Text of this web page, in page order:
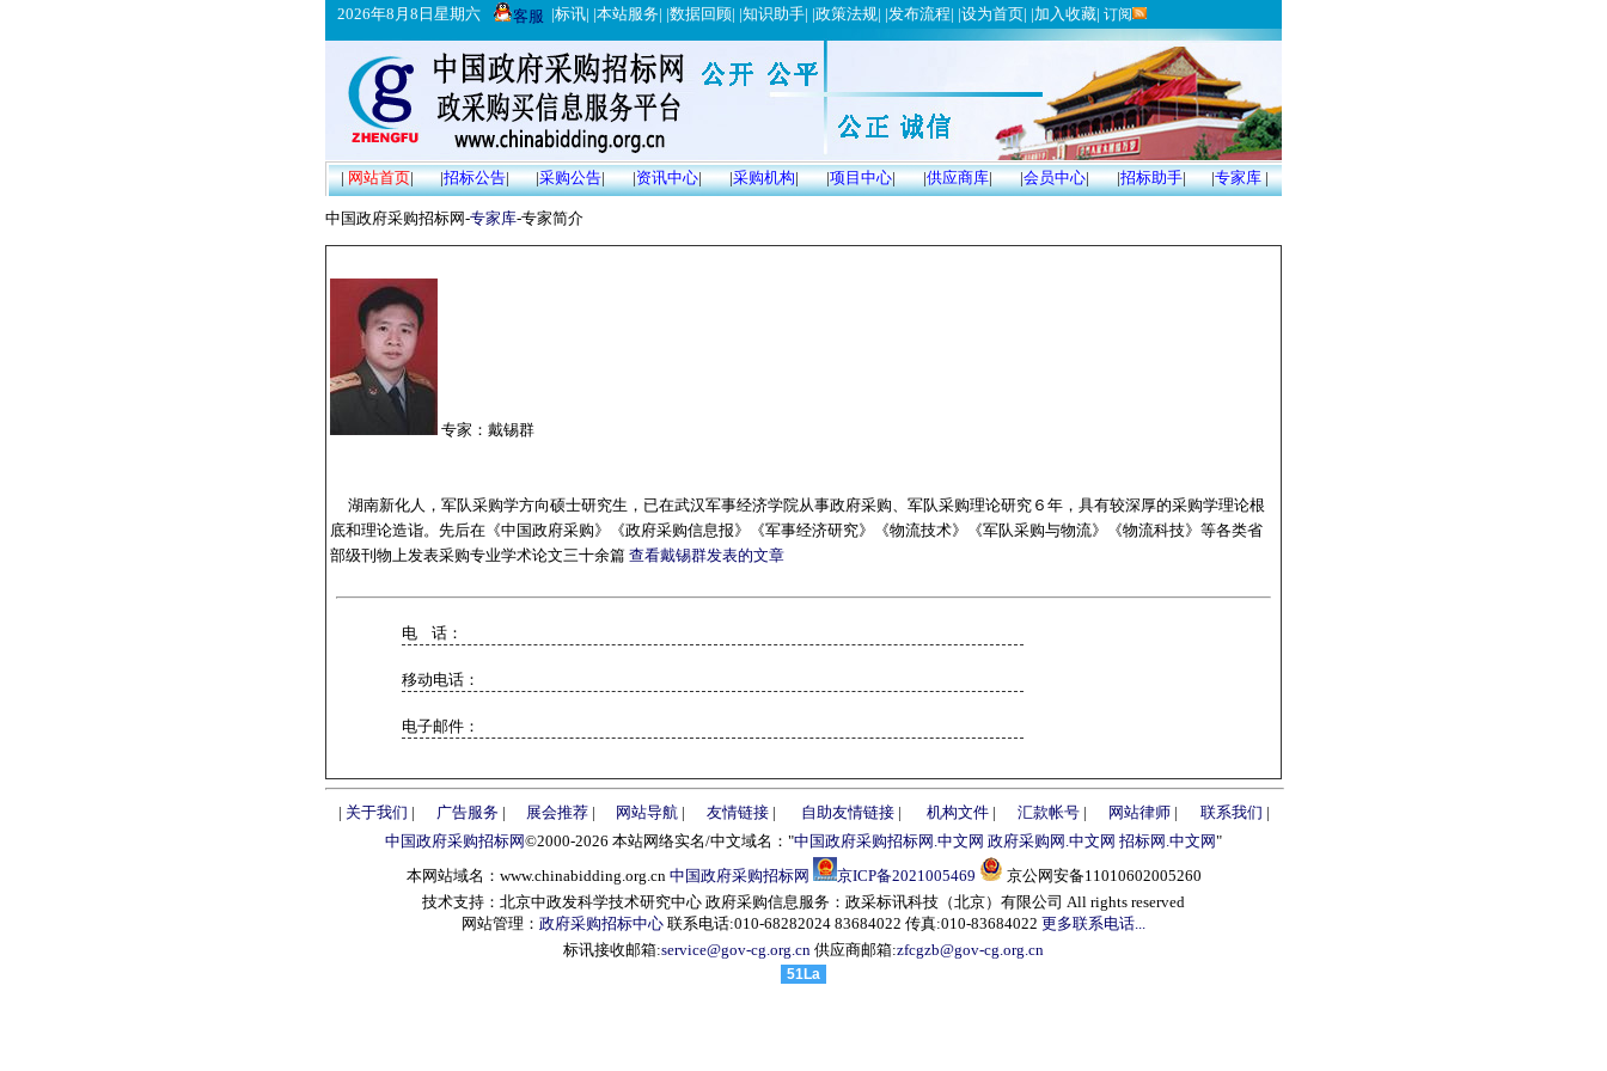
2026年8月8日星期六 客服 |标讯| |本站服务| |数据回顾| |知识助手| |政策法规| |发布流程| |设为首页| |加入收藏| 订阅
|网站首页| |招标公告| |采购公告| |资讯中心| |采购机构| |项目中心| |供应商库| |会员中心| |招标助手| |专家库|
中国政府采购招标网-专家库-专家简介
专家：戴锡群
湖南新化人，军队采购学方向硕士研究生，已在武汉军事经济学院从事政府采购、军队采购理论研究６年，具有较深厚的采购学理论根
底和理论造诣。先后在《中国政府采购》《政府采购信息报》《军事经济研究》《物流技术》《军队采购与物流》《物流科技》等各类省
部级刊物上发表采购专业学术论文三十余篇 查看戴锡群发表的文章
电 话：
移动电话：
电子邮件：
| 关于我们 | 广告服务| 展会推荐| 网站导航 | 友情链接 | 自助友情链接 | 机构文件 | 汇款帐号 | 网站律师 | 联系我们 |
中国政府采购招标网©2000-2026 本站网络实名/中文域名："中国政府采购招标网.中文网 政府采购网.中文网 招标网.中文网"
本网站域名：www.chinabidding.org.cn 中国政府采购招标网 京ICP备2021005469
京公网安备11010602005260
技术支持：北京中政发科学技术研究中心 政府采购信息服务：政采标讯科技（北京）有限公司 All rights reserved
网站管理： 政府采购招标中心 联系电话:010-68282024 83684022 传真:010-83684022 更多联系电话...
标讯接收邮箱:service@gov-cg.org.cn 供应商邮箱:zfcgzb@gov-cg.org.cn
51La